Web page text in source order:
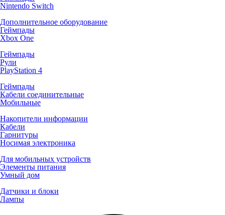
Nintendo Switch
Дополнительное оборудование
Геймпады
Xbox One
Геймпады
Рули
PlayStation 4
Геймпады
Кабели соединительные
Мобильные
Накопители информации
Кабели
Гарнитуры
Носимая электроника
Для мобильных устройств
Элементы питания
Умный дом
Датчики и блоки
Лампы